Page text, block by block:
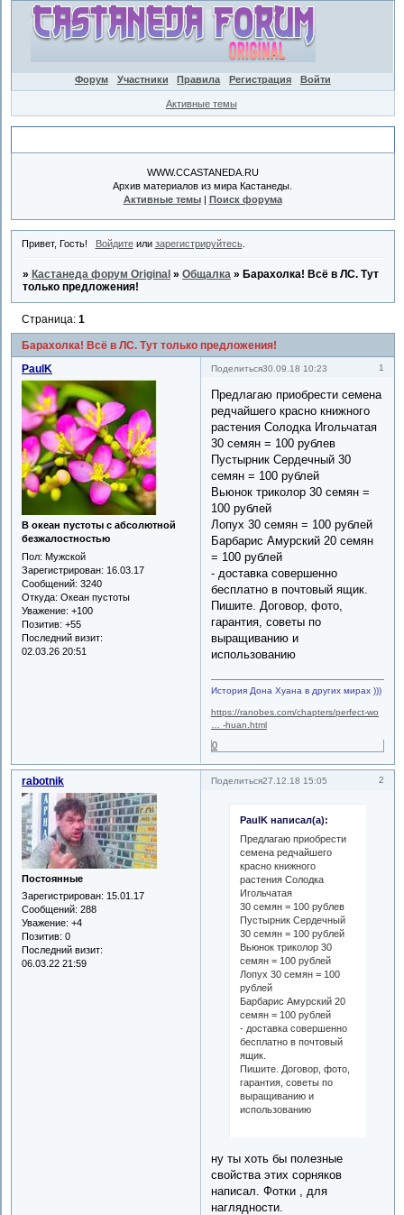
Форум Участники Правила Регистрация Войти
Активные темы
WWW.CCASTANEDA.RU
Архив материалов из мира Кастанеды.
Активные темы| Поиск форума
Привет, Гость! Войдитеили зарегистрируйтесь.
» Кастанеда форум Original »Общалка » Барахолка! Всё в ЛС. Тут
только предложения!
Барахолка! Всё в ЛС. Тут только предложения!
Страница:1
Поделиться 1
30.09.18 10:23
PaulK
В океан пустоты с абсолютной
безжалостностью
Пол: Мужской
Зарегистрирован: 16.03.17
Сообщений: 3240
Откуда: Океан пустоты
Уважение: +100
Позитив: +55
Последний визит:
02.03.26 20:51
Предлагаю приобрести семена
редчайшего красно книжного
растения Солодка Игольчатая
30 семян = 100 рублев
Пустырник Сердечный 30
семян = 100 рублей
Вьюнок триколор 30 семян =
100 рублей
Лопух 30 семян = 100 рублей
Барбарис Амурский 20 семян
= 100 рублей
- доставка совершенно
бесплатно в почтовый ящик.
Пишите. Договор, фото,
гарантия, советы по
выращиванию и
использованию
История Дона Хуана в других мирах )))
https://ranobes.com/chapters/perfect-wo
… -huan.html
0
Поделиться 2
27.12.18 15:05
rabotnik
Постоянные
Зарегистрирован: 15.01.17
Сообщений: 288
Уважение: +4
Позитив: 0
Последний визит:
06.03.22 21:59
PaulK написал(а):
Предлагаю приобрести
семена редчайшего
красно книжного
растения Солодка
Игольчатая
30 семян = 100 рублев
Пустырник Сердечный
30 семян = 100 рублей
Вьюнок триколор 30
семян = 100 рублей
Лопух 30 семян = 100
рублей
Барбарис Амурский 20
семян = 100 рублей
- доставка совершенно
бесплатно в почтовый
ящик.
Пишите. Договор, фото,
гарантия, советы по
выращиванию и
использованию
ну ты хоть бы полезные
свойства этих сорняков
написал. Фотки , для
наглядности.